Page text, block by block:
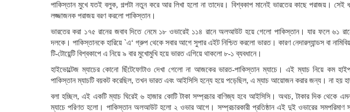
পাকিস্তান মুখে যতই বলুক, গল্পটা নতুন করে আর লিখা হলো না তাদের। বিশ্বকাপ মানেই ভারতের কাছে পরাজয়। সেই
লজ্জাজনক পরাজয় বরণ করলো পাকিস্তান।
ভারতের করা ১৭৫ রানের জবাব দিতে নেমে ১৮ ওভারেই ১১৪ রানে অলআউট হয়ে গেলো পাকিস্তান। যার ফলে ৬১
দলকে। পাকিস্তানকে হারিয়ে `এ‘ গ্রুপ থেকে সবার আগে সুপার এইট নিশ্চিত করলো ভারত। কারণ নেদারল্যান্ডস বা
টি-টোয়েন্টি বিশ্বকাপে এ নিয়ে ৯ বার মুখোমুখি হয়ে ভারত এগিয়ে থাকলো ৮-১ ব্যবধানে।
হাইভোল্টেজ ম্যাচের কোনো ছিঁটেফোটাও দেখা গেলো না আজকের ভারত-পাকিস্তান ম্যাচে। এই ম্যাচ নিয়ে কম
পাকিস্তান ম্যাচটি বয়কট করেছিল, তখন ভারত এবং আইসিসি হন্যে হয়ে পড়েছিল, এ ম্যাচ আয়োজন করার জন্য। না হয়
বলা হচ্ছিল, এই একটি ম্যাচ ঘিরেই ৬ হাজার কোটি টাকা সম্প্রচার বাণিজ্য হবে আইসিসি। অথচ, টাকার দিক থেকে
ম্যাচে পরিণত হলো। পাকিস্তান অলআউট হলো ২ ওভার আগে। সম্প্রচারকারী প্রতিষ্ঠান এই দুই ওভারের